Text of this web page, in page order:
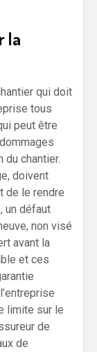
la
qui doit
tous
peut être
chantier.
doivent
de le rendre
un défaut
non visé
avant la
et ces
limite sur le
de
de